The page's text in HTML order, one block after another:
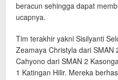
beracun sehingga dapat
ucapnya.
Tim terakhir yakni Sisilyanti
Zeamaya Christyla dari SMAN
Cahyono dari SMAN 2
1 Katingan Hilir. Mereka